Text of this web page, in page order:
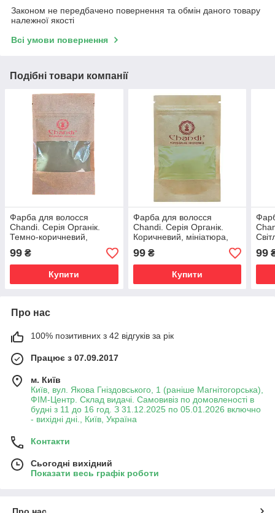
Законом не передбачено повернення та обмін даного товару
належної якості
Всі умови повернення
Подібні товари компанії
Фарба для волосся
Chandi. Серія Органік.
Темно-коричневий,
мініатюра, 20г
99 ₴
Купити
Фарба для волосся
Chandi. Серія Органік.
Коричневий, мініатюра,
20г
99₴
Купити
99
Про нас
100% позитивних з 42 відгуків за рік
Працює з 07.09.2017
м. Київ
Київ, вул. Якова Гніздовського, 1 (раніше Магнітогорська),
ФІМ-Центр. Склад видачі. Самовивіз по домовленості в
будні з 11 до 16 год. З 31.12.2025 по 05.01.2026 включно
- вихідні дні., Київ, Україна
Контакти
Сьогодні вихідний
Показати весь графік роботи